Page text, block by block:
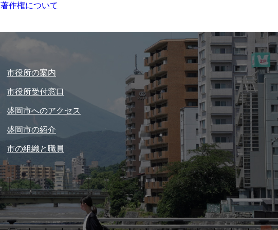
著作権について
市役所の案内
市役所受付窓口
盛岡市へのアクセス
盛岡市の紹介
市の組織と職員